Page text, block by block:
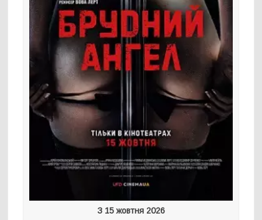
З 15 жовтня 2026